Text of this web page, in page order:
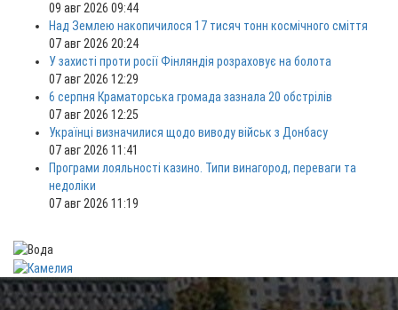
09 авг 2026 09:44
Над Землею накопичилося 17 тисяч тонн космічного сміття
07 авг 2026 20:24
У захисті проти росії Фінляндія розраховує на болота
07 авг 2026 12:29
6 серпня Краматорська громада зазнала 20 обстрілів
07 авг 2026 12:25
Українці визначилися щодо виводу військ з Донбасу
07 авг 2026 11:41
Програми лояльності казино. Типи винагород, переваги та
недоліки
07 авг 2026 11:19